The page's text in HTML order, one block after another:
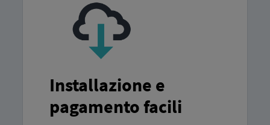
Installazione e
pagamento facili